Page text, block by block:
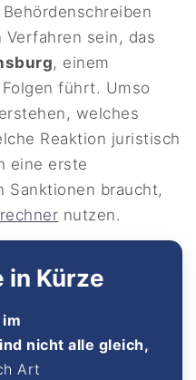
sein, das
, einem
führt. Umso
welches
Reaktion juristisch
eine erste
Sanktionen braucht,
nutzen.
in Kürze
nicht alle gleich,
Art